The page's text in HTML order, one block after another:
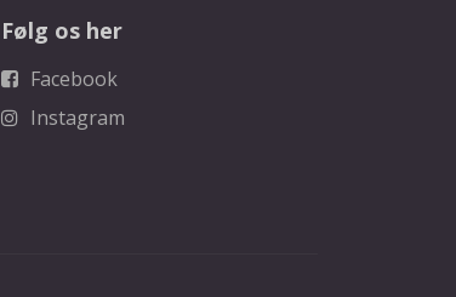
Følg os her
Facebook
Instagram